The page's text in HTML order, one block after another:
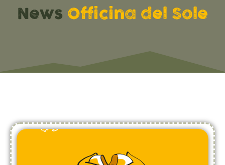
News Officina del Sole